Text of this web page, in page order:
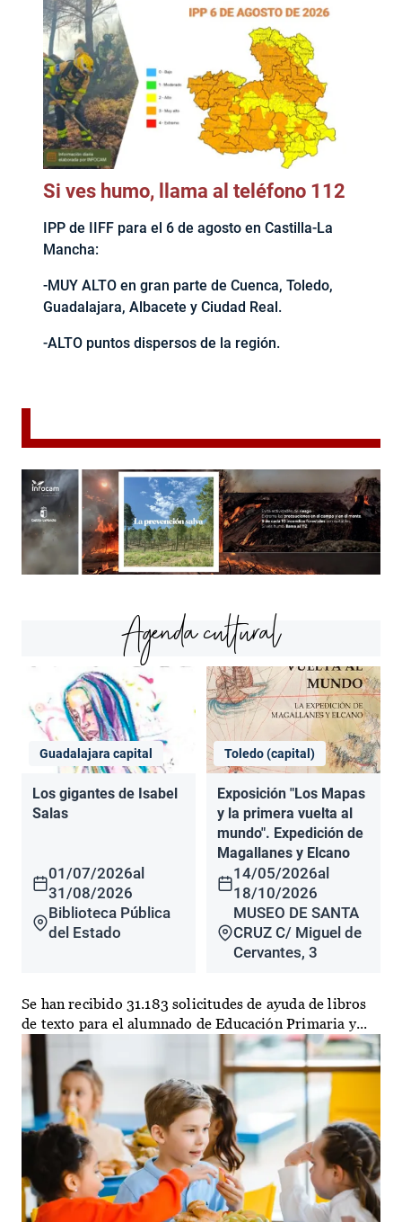
Si ves humo, llama al teléfono 112
IPP de IIFF para el 6 de agosto en Castilla-La
Mancha:
-MUY ALTO en gran parte de Cuenca, Toledo,
Guadalajara, Albacete y Ciudad Real.
-ALTO puntos dispersos de la región.
Agenda cultural
Guadalajara capital
Los gigantes de Isabel
Salas
01/07/2026al
31/08/2026
Biblioteca Pública
del Estado
Toledo (capital)
Exposición "Los Mapas
y la primera vuelta al
mundo". Expedición de
Magallanes y Elcano
14/05/2026al
18/10/2026
MUSEO DE SANTA
CRUZ C/ Miguel de
Cervantes, 3
Se han recibido 31.183 solicitudes de ayuda de libros
de texto para el alumnado de Educación Primaria y...